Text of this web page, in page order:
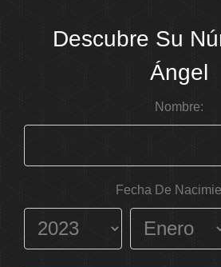
Descubre Su
Ángel
Nombre:
Fecha De